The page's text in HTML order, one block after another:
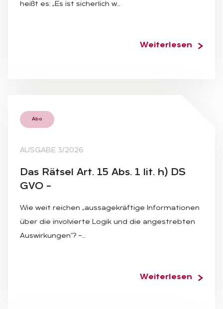
heißt es: „Es ist sicherlich w…
Weiterlesen
Abo
AUSGABE 3/2026
Das Rät­sel Art. 15 Abs. 1 lit. h) DS
GVO –
Wie weit reichen „aussagekräftige Informationen
über die involvierte Logik und die angestrebten
Auswirkungen“? –…
Weiterlesen